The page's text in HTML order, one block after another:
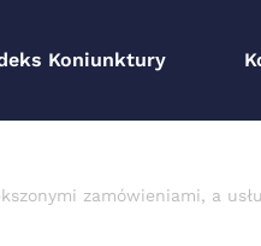
Koniunktury
zamówieniami, a